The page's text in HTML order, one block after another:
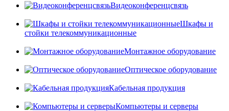
Видеоконференцсвязь
Шкафы и
стойки телекоммуникационные
Монтажное оборудование
Оптическое оборудование
Кабельная продукция
Компьютеры и серверы